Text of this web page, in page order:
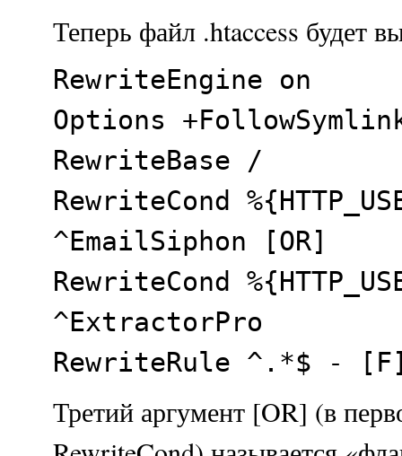
Теперь файл .htaccess будет
RewriteEngine on
Options
RewriteBase /
RewriteCond
^EmailSiphon [OR]
RewriteCond
^ExtractorPro
RewriteRule ^.*$ -
Третий аргумент [OR] (в